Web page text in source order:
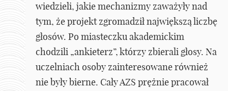
wiedzieli, jakie mechanizmy zaważyły nad
tym, że projekt zgromadził największą liczbę
głosów. Po miasteczku akademickim
chodzili „ankieterz”, którzy zbierali głosy. Na
uczelniach osoby zainteresowane również
nie były bierne. Cały AZS prężnie pracował